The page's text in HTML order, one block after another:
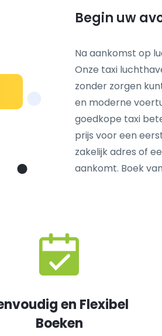
Begin uw
Na aankomst op
Onze taxi
zonder zorgen
en moderne
goedkope taxi
prijs voor een
zakelijk adres of
aankomt. Boek
en Flexibel
Boeken